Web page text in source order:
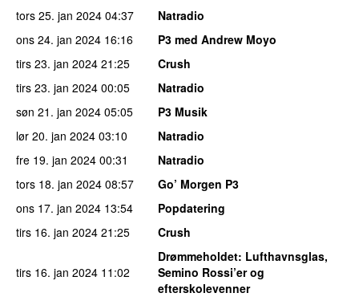
tors 25. jan 2024 04:37
Natradio
ons 24. jan 2024 16:16
P3 med Andrew Moyo
tirs 23. jan 2024 21:25
Crush
tirs 23. jan 2024 00:05
Natradio
søn 21. jan 2024 05:05
P3 Musik
lør 20. jan 2024 03:10
Natradio
fre 19. jan 2024 00:31
Natradio
tors 18. jan 2024 08:57
Go’ Morgen P3
ons 17. jan 2024 13:54
Popdatering
tirs 16. jan 2024 21:25 Crush
tirs 16. jan 2024 11:02
Drømmeholdet: Lufthavnsglas,
Semino Rossi’er og
efterskolevenner